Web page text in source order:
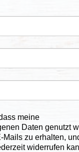
meine
Daten genutzt
Mails zu erhalten,
widerrufen